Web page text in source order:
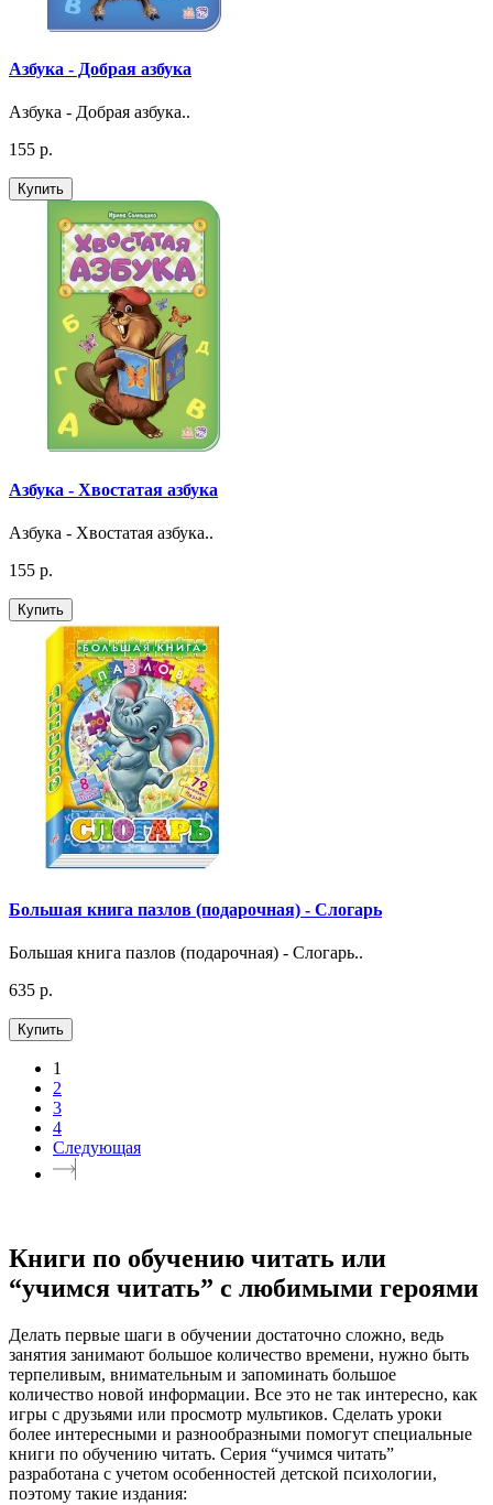
Азбука - Добрая азбука
Азбука - Добрая азбука..
155 р.
Купить
Азбука - Хвостатая азбука
Азбука - Хвостатая азбука..
155 р.
Купить
Большая книга пазлов (подарочная) - Слогарь
Большая книга пазлов (подарочная) - Слогарь..
635 р.
Купить
1
2
3
4
Следующая
Книги по обучению читать или
“учимся читать” с любимыми героями
Делать первые шаги в обучении достаточно сложно, ведь
занятия занимают большое количество времени, нужно быть
терпеливым, внимательным и запоминать большое
количество новой информации. Все это не так интересно, как
игры с друзьями или просмотр мультиков. Сделать уроки
более интересными и разнообразными помогут специальные
книги по обучению читать. Серия “учимся читать”
разработана с учетом особенностей детской психологии,
поэтому такие издания: